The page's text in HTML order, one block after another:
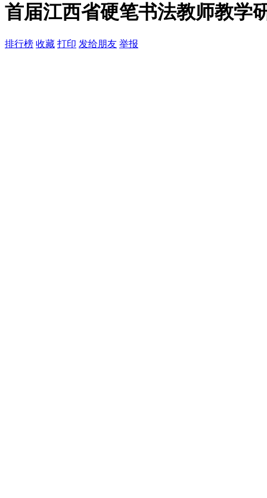
首届江西省硬笔书法教师教学
排行榜 收藏 打印 发给朋友 举报